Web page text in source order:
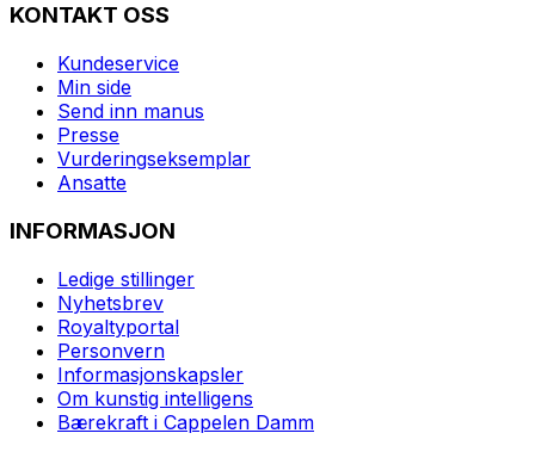
KONTAKT OSS
Kundeservice
Min side
Send inn manus
Presse
Vurderingseksemplar
Ansatte
INFORMASJON
Ledige stillinger
Nyhetsbrev
Royaltyportal
Personvern
Informasjonskapsler
Om kunstig intelligens
Bærekraft i Cappelen Damm